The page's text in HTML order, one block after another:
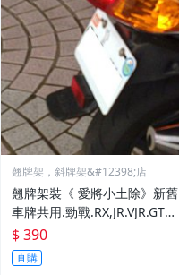
翹牌架，斜牌架&#12398;店
翹牌架裝《 愛將小土除》新舊
車牌共用.勁戰.RX,JR.VJR.GTR,
cuxi.VP,KTR,三葉.光陽.三陽
$ 390
直購